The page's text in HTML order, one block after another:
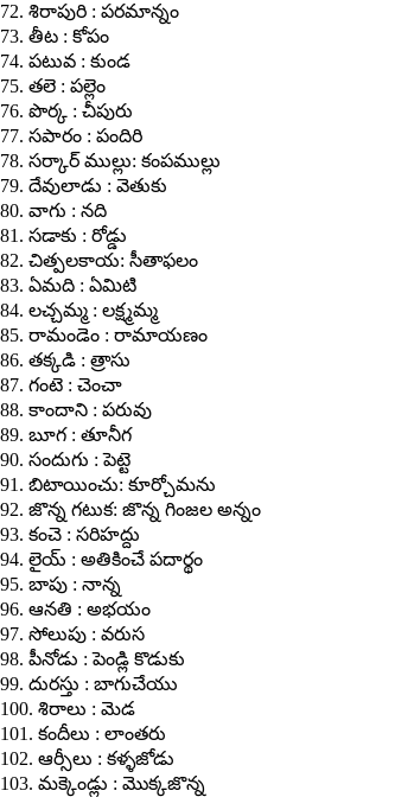
72. శిరాపురి : పరమాన్నం
73. తీట : కోపం
74. పటువ : కుండ
75. తలె : పల్లెం
76. పొర్క : చీపురు
77. సపారం : పందిరి
78. సర్కార్ ముల్లు: కంపముల్లు
79. దేవులాడు : వెతుకు
80. వాగు : నది
81. సడాకు : రోడ్డు
82. చిత్పలకాయ: సీతాఫలం
83. ఏమది : ఏమిటి
84. లచ్చమ్మ : లక్ష్మమ్మ
85. రామండెం : రామాయణం
86. తక్కడి : త్రాసు
87. గంటె : చెంచా
88. కాందాని : పరువు
89. బూగ : తూనీగ
90. సందుగు : పెట్టె
91. బిటాయించు: కూర్చోమను
92. జొన్న గటుక: జొన్న గింజల అన్నం
93. కంచె : సరిహద్దు
94. లైయ్ : అతికించే పదార్థం
95. బాపు : నాన్న
96. ఆనతి : అభయం
97. సోలుపు : వరుస
98. పీనోడు : పెండ్లి కొడుకు
99. దురస్తు : బాగుచేయు
100. శిరాలు : మెడ
101. కందీలు : లాంతరు
102. ఆర్సీలు : కళ్ళజోడు
103. మక్కెండ్లు : మొక్కజొన్న